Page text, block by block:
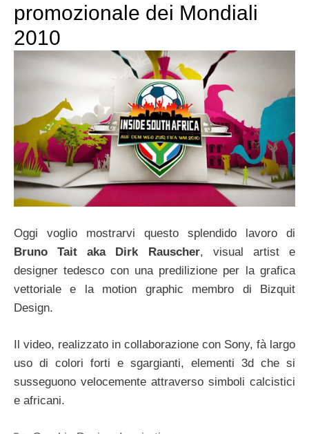
promozionale dei Mondiali
2010
Oggi voglio mostrarvi questo splendido lavoro di
Bruno Tait aka Dirk Rauscher, visual artist e
designer tedesco con una predilizione per la grafica
vettoriale e la motion graphic membro di Bizquit
Design.
Il video, realizzato in collaborazione con Sony, fà largo
uso di colori forti e sgargianti, elementi 3d che si
susseguono velocemente attraverso simboli calcistici
e africani.